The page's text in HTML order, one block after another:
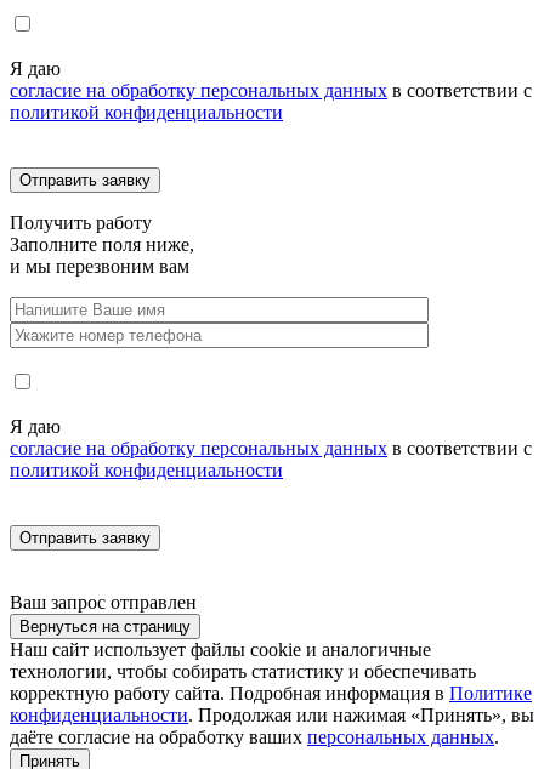
Я даю
согласие на обработку персональных данных в соответствии с
политикой конфиденциальности
Получить работу
Заполните поля ниже,
и мы перезвоним вам
Я даю
согласие на обработку персональных данных в соответствии с
политикой конфиденциальности
Ваш запрос отправлен
Вернуться на страницу
Наш сайт использует файлы cookie и аналогичные
технологии, чтобы собирать статистику и обеспечивать
корректную работу сайта. Подробная информация в Политике
конфиденциальности. Продолжая или нажимая «Принять», вы
даёте согласие на обработку ваших персональных данных.
Принять